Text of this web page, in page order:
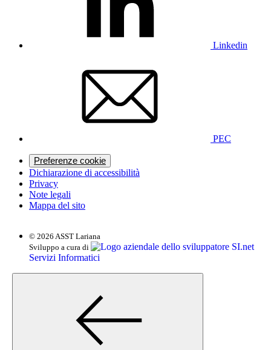
Linkedin
PEC
Preferenze cookie
Dichiarazione di accessibilità
Privacy
Note legali
Mappa del sito
© 2026 ASST Lariana
Sviluppo a cura di
SI.net
Servizi Informatici